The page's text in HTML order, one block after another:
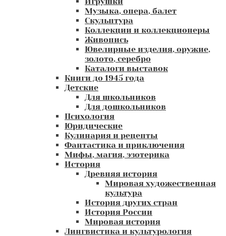
Музыка, опера, балет
Скульптура
Коллекции и коллекционеры
Живопись
Ювелирные изделия, оружие,
золото, серебро
Каталоги выставок
Книги до 1945 года
Детские
Для школьников
Для дошкольников
Психология
Юридические
Кулинария и рецепты
Фантастика и приключения
Мифы, магия, эзотерика
История
Древняя история
Мировая художественная
культура
История других стран
История России
Мировая история
Лингвистика и культурология